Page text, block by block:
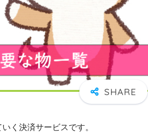
く決済サービスです。